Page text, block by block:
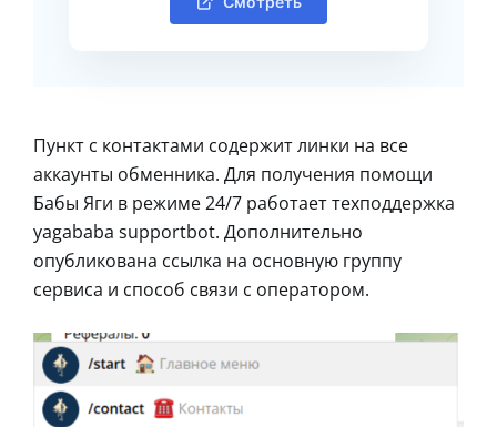
Пункт с контактами содержит линки на все
аккаунты обменника. Для получения помощи
Бабы Яги в режиме 24/7 работает техподдержка
yagababa supportbot. Дополнительно
опубликована ссылка на основную группу
сервиса и способ связи с оператором.